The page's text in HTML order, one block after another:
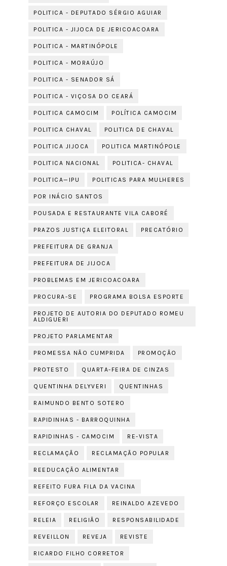
POLITICA - DEPUTADO SÉRGIO AGUIAR
POLITICA - JIJOCA DE JERICOACOARA
POLITICA - MARTINÓPOLE
POLITICA - MORAÚJO
POLITICA - SENADOR SÁ
POLITICA - VIÇOSA DO CEARÁ
POLITICA CAMOCIM POLÍTICA CAMOCIM
POLITICA CHAVAL POLITICA DE CHAVAL
POLITICA JIJOCA POLITICA MARTINÓPOLE
POLITICA NACIONAL POLITICA- CHAVAL
POLITICA—IPU POLITICAS PARA MULHERES
POR INÁCIO SANTOS
POUSADA E RESTAURANTE VILA CABORÉ
PRAZOS JUSTIÇA ELEITORAL PRECATÓRIO
PREFEITURA DE GRANJA
PREFEITURA DE JIJOCA
PROBLEMAS EM JERICOACOARA
PROCURA-SE PROGRAMA BOLSA ESPORTE
PROJETO DE AUTORIA DO DEPUTADO ROMEU
ALDIGUERI
PROJETO PARLAMENTAR
PROMESSA NÃO CUMPRIDA PROMOÇÃO
PROTESTO QUARTA-FEIRA DE CINZAS
QUENTINHA DELYVERI QUENTINHAS
RAIMUNDO BENTO SOTERO
RAPIDINHAS - BARROQUINHA
RAPIDINHAS - CAMOCIM RE-VISTA
RECLAMAÇÃO RECLAMAÇÃO POPULAR
REEDUCAÇÃO ALIMENTAR
REFEITO FURA FILA DA VACINA
REFORÇO ESCOLAR REINALDO AZEVEDO
RELEIA RELIGIÃO RESPONSABILIDADE
REVEILLON REVEJA REVISTE
RICARDO FILHO CORRETOR